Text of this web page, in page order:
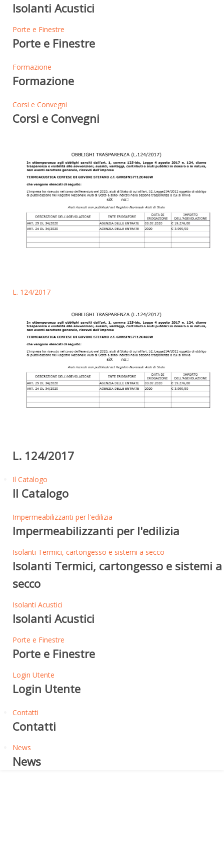
Isolanti Acustici
Porte e Finestre
Porte e Finestre
Formazione
Formazione
Corsi e Convegni
Corsi e Convegni
L. 124/2017
L. 124/2017
Il Catalogo
Il Catalogo
Impermeabilizzanti per l'edilizia
Impermeabilizzanti per l'edilizia
Isolanti Termici, cartongesso e sistemi a secco
Isolanti Termici, cartongesso e sistemi a
secco
Isolanti Acustici
Isolanti Acustici
Porte e Finestre
Porte e Finestre
Login Utente
Login Utente
Contatti
Contatti
News
News